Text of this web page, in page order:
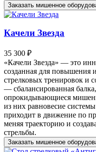
Заказать мишенное
Качели Звезда
35 300 ₽
«Качели Звезда» — это
созданная для повышения
стрелковых тренировок и
— сбалансированная
опрокидывающиеся
из них равновесие
приходит в движение по
меняя траекторию и
стрельбы.
Заказать мишенное